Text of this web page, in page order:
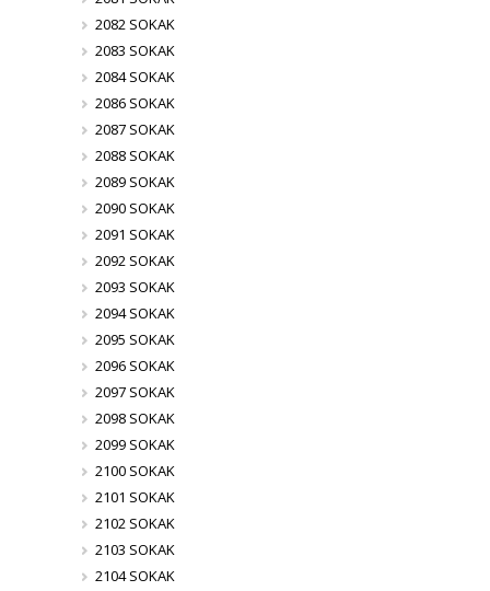
2082 SOKAK
2083 SOKAK
2084 SOKAK
2086 SOKAK
2087 SOKAK
2088 SOKAK
2089 SOKAK
2090 SOKAK
2091 SOKAK
2092 SOKAK
2093 SOKAK
2094 SOKAK
2095 SOKAK
2096 SOKAK
2097 SOKAK
2098 SOKAK
2099 SOKAK
2100 SOKAK
2101 SOKAK
2102 SOKAK
2103 SOKAK
2104 SOKAK